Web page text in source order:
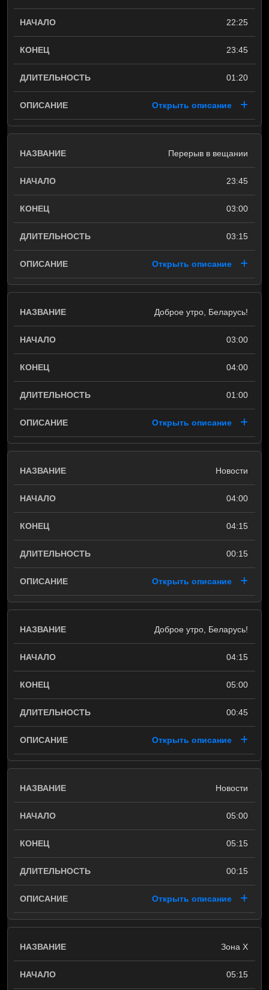
22:25
23:45
01:20
Открыть описание
Перерыв в вещании
23:45
03:00
03:15
Открыть описание
Доброе утро, Беларусь!
03:00
04:00
01:00
Открыть описание
Новости
04:00
04:15
00:15
Открыть описание
Доброе утро, Беларусь!
04:15
05:00
00:45
Открыть описание
Новости
05:00
05:15
00:15
Открыть описание
Зона Х
05:15